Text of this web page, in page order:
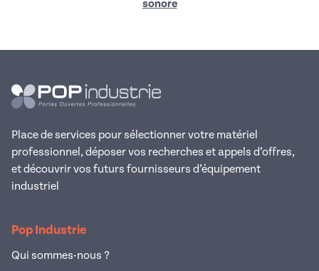
sonore
Place de services pour sélectionner votre matériel
professionnel, déposer vos recherches et appels d’offres,
et découvrir vos futurs fournisseurs d’équipement
industriel
Pop Industrie
Qui sommes-nous ?